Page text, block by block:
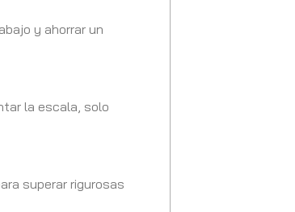
y ahorrar un
la escala, solo
superar rigurosas